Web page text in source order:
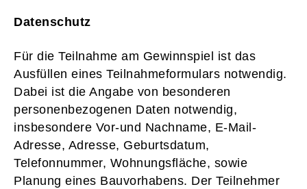
Datenschutz
Für die Teilnahme am Gewinnspiel ist das
Ausfüllen eines Teilnahmeformulars notwendig.
Dabei ist die Angabe von besonderen
personenbezogenen Daten notwendig,
insbesondere Vor-und Nachname, E-Mail-
Adresse, Adresse, Geburtsdatum,
Telefonnummer, Wohnungsfläche, sowie
Planung eines Bauvorhabens. Der Teilnehmer